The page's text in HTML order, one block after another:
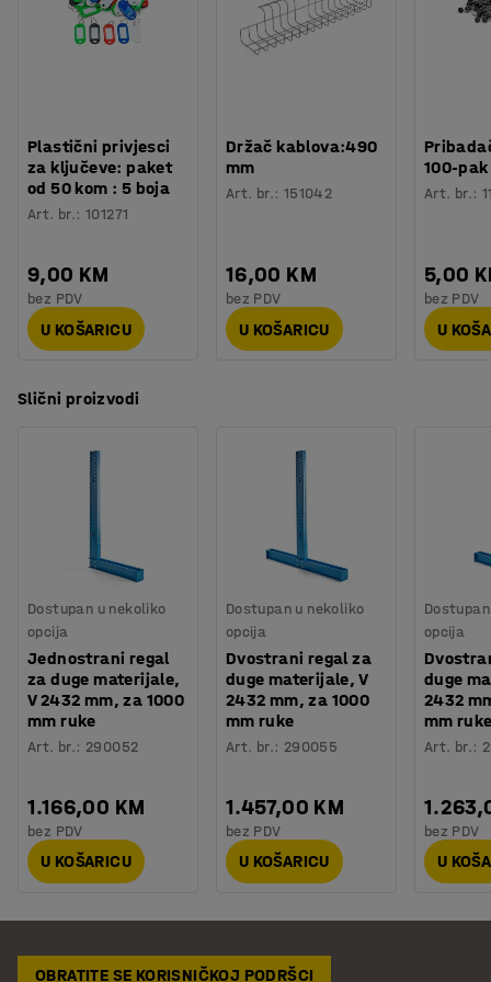
Stup je podržan dugom nogom za dodatnu stabilnost.
Perforacije duž stupa omogućuju postavljanje nosača na
bilo kojoj visini. Nosači su podesivi svakih 100 mm.
ravnomjerno raspoređenog tereta.
Plastični privjesci
za ključeve: paket
od 50 kom : 5 boja
Art. br.:101271
9,00 KM
bez PDV
U KOŠARICU
Držač kablova:490
mm
Art. br.: 151042
16,00 KM
bez PDV
U KOŠARICU
100-pak
Art. br.:
5,00
bez PDV
U
Slični proizvodi
Dostupan u nekoliko
opcija
Jednostrani regal
za duge materijale,
V 2432 mm, za 1000
mm ruke
Art. br.: 290052
1.166,00 KM
bez PDV
U KOŠARICU
Dostupan u nekoliko
opcija
Dvostrani regal za
duge materijale, V
2432 mm, za 1000
mm ruke
Art. br.: 290055
1.457,00 KM
bez PDV
U KOŠARICU
opcija
duge
2432
mm
Art. br.:
bez PDV
U
OBRATITE SE KORISNIČKOJ PODRŠCI